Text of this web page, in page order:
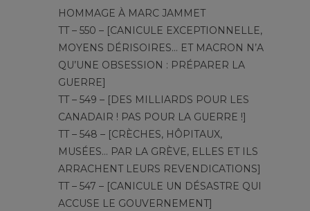
HOMMAGE À MARC JAMMET
TT – 550 – [CANICULE EXCEPTIONNELLE,
MOYENS DÉRISOIRES… ET MACRON N’A
QU’UNE OBSESSION : PRÉPARER LA
GUERRE]
TT – 549 – [DES MILLIARDS POUR LES
CANADAIR ! PAS POUR LA GUERRE !]
TT – 548 – [CRÈCHES, HÔPITAUX,
MUSÉES… PAR LA GRÈVE, ELLES ET ILS
ARRACHENT LEURS REVENDICATIONS]
TT – 547 – [CANICULE UN DÉSASTRE QUI
ACCUSE LE GOUVERNEMENT]